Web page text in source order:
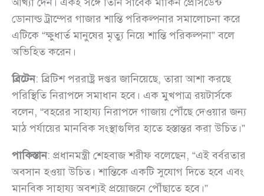
ডোনাল্ড ট্রাম্পের গাজার শান্তি পরিকল্পনার সমালোচনা করে
এটিকে “ক্ষুধার্ত মানুষের মৃত্যু নিয়ে শান্তি পরিকল্পনা” বলে
অভিহিত করেন।
ব্রিটেন: ব্রিটিশ পররাষ্ট্র দপ্তর জানিয়েছে, তারা আশা করছে
পরিস্থিতি নিরাপদে সমাধান হবে। এক মুখপাত্র রয়টার্সকে
বলেন, “বহরের সাহায্য নিরাপদে গাজায় পৌঁছে দেওয়ার জন্য
মাঠ পর্যায়ের মানবিক সংস্থাগুলির হাতে হস্তান্তর করা উচিত।”
পাকিস্তান: প্রধানমন্ত্রী শেহবাজ শরীফ বলেছেন, “এই বর্বরতার
অবসান হওয়া উচিত। শান্তিকে একটি সুযোগ দিতে হবে এবং
মানবিক সাহায্য অবশ্যই প্রয়োজনে পৌঁছাতে হবে।”